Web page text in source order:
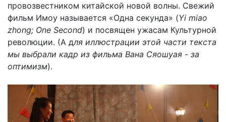
провозвестником китайской новой волны. Свежий
фильм Имоу называется «Одна секунда» (Yi miao
zhong; One Second) и посвящен ужасам Культурной
революции. (А для иллюстрации этой части текста
мы выбрали кадр из фильма Вана Сяошуая - за
оптимизм).